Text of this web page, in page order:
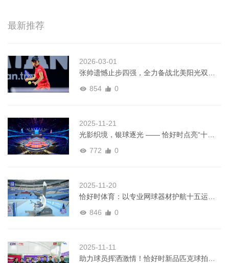
最新推荐
2026-03-01
张帅遗憾止步四强，全力备战北美阳光双赛
854 0
2025-11-21
光影织境，银球逐光 —— 恰好时点亮“十五
772 0
2025-11-20
恰好时体育：以专业网球器材护航十五运，
846 0
2025-11-11
助力球员挥洒激情！恰好时新品匹克球拍亮